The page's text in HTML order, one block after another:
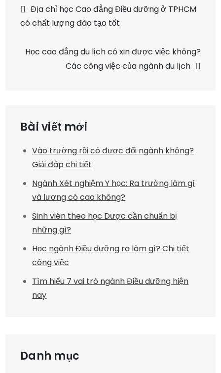
Điều
hướng
Địa chỉ học Cao đẳng Điều dưỡng ở TPHCM
có chất lượng đào tạo tốt
Học cao đẳng du lịch có xin được việc không?
Các công việc của ngành du lịch
Bài viết mới
Vào trường rồi có được đổi ngành không?
Giải đáp chi tiết
Ngành Xét nghiệm Y học: Ra trường làm gì
và lương có cao không?
Sinh viên theo học Dược cần chuẩn bị
những gì?
Học ngành Điều dưỡng ra làm gì? Chi tiết
công việc
Tìm hiểu 7 vai trò ngành Điều dưỡng hiện
nay
Danh mục